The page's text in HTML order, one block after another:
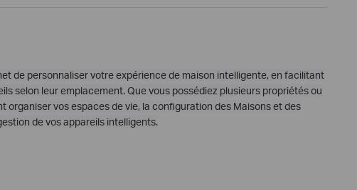
de personnaliser votre expérience de maison intelligente, en facilitant
selon leur emplacement. Que vous possédiez plusieurs propriétés ou
organiser vos espaces de vie, la configuration des Maisons et des
de vos appareils intelligents.